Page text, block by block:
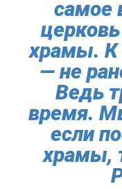
самое
храмы. К
— не
Ведь
время.
если
храмы,